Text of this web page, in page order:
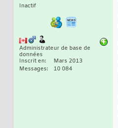
Inactif
Administrateur de base de
données
Inscrit en
Mars 2013
Messages
10 084